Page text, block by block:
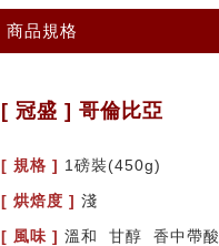
商品規格
[ 冠盛 ] 哥倫比亞
[ 規格 ] 1磅裝(450g)
[ 烘焙度 ] 淺
[ 風味 ] 溫和 甘醇 香中帶酸